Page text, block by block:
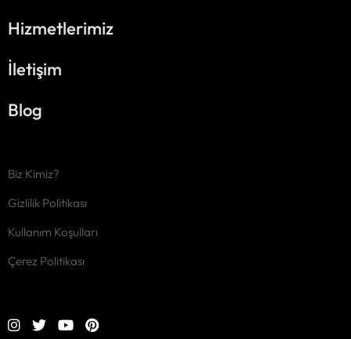
Hizmetlerimiz
İletişim
Blog
Biz Kimiz?
Gizlilik Politikası
Kullanım Koşulları
Çerez Politikası